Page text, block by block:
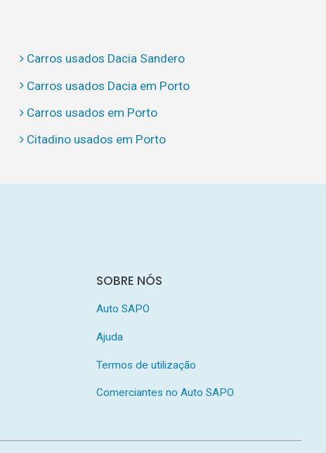
Carros usados Dacia Sandero
Carros usados Dacia em Porto
Carros usados em Porto
Citadino usados em Porto
SOBRE NÓS
Auto SAPO
Ajuda
Termos de utilização
Comerciantes no Auto SAPO